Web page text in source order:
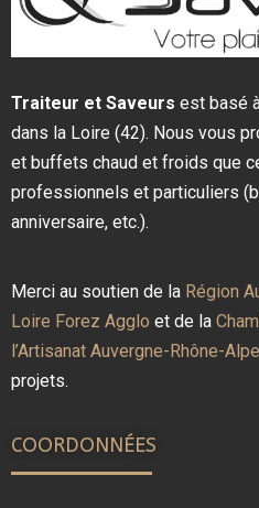
Traiteur et Saveurs est basé
dans la Loire (42). Nous vous
et buffets chaud et froids que
professionnels et particuliers
anniversaire, etc.).
Merci au soutien de la Région
Loire Forez Agglo et de la
l’Artisanat Auvergne-Rhône-
projets.
COORDONNÉES